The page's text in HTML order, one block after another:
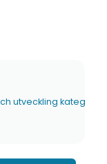
utveckling kategori: